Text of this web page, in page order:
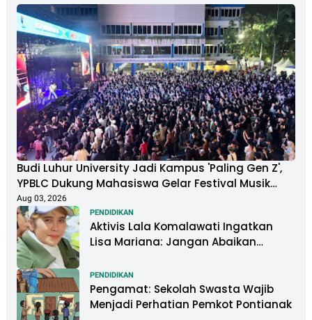
Budi Luhur University Jadi Kampus 'Paling Gen Z',
YPBLC Dukung Mahasiswa Gelar Festival Musik
Berkapasitas Ribuan Penonton
Aug 03, 2026
PENDIDIKAN
Aktivis Lala Komalawati Ingatkan
Lisa Mariana: Jangan Abaikan
DNA
PENDIDIKAN
Pengamat: Sekolah Swasta Wajib
Menjadi Perhatian Pemkot Pontianak